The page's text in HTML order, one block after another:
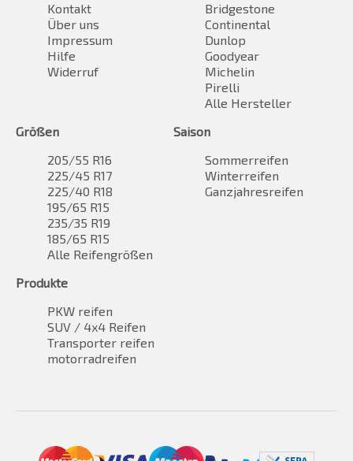
Kontakt
Über uns
Impressum
Hilfe
Widerruf
Bridgestone
Continental
Dunlop
Goodyear
Michelin
Pirelli
Alle Hersteller
Größen
205/55 R16
225/45 R17
225/40 R18
195/65 R15
235/35 R19
185/65 R15
Alle Reifengrößen
Saison
Sommerreifen
Winterreifen
Ganzjahresreifen
Produkte
PKW reifen
SUV / 4x4 Reifen
Transporter reifen
motorradreifen